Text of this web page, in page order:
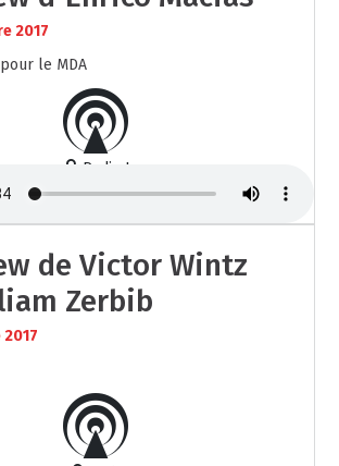
2017
le MDA
Radio J
de Victor Wintz
Zerbib